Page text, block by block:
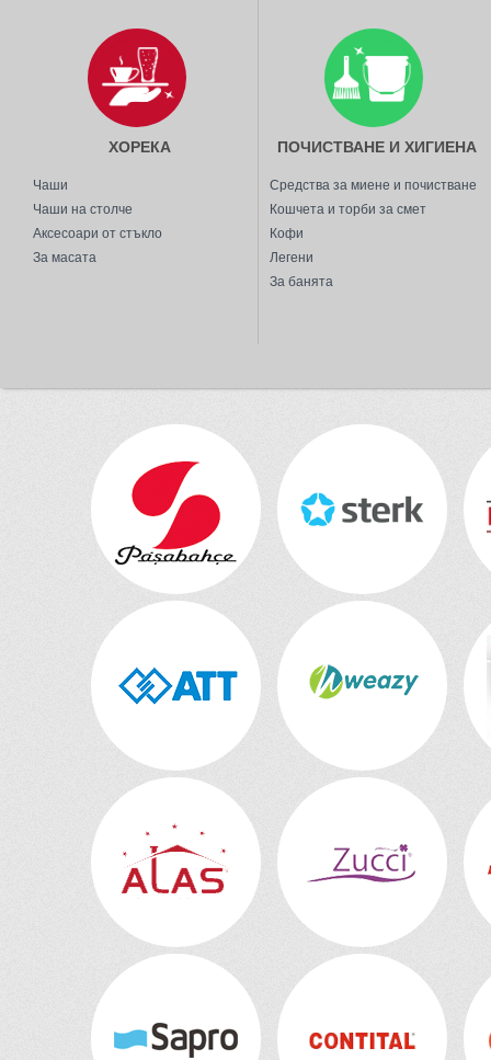
ХОРЕКА
Чаши
Чаши на столче
Аксесоари от стъкло
За масата
ПОЧИСТВАНЕ И ХИГИЕНА
Средства за миене и почистване
Кошчета и торби за смет
Кофи
Легени
За банята